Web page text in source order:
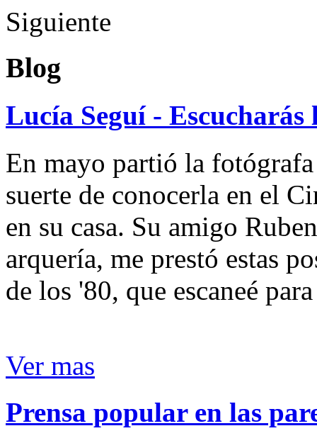
Siguiente
Blog
Lucía Seguí - Escucharás
En mayo partió la
suerte de conocerla en el
en su casa. Su amigo
arquería, me prestó estas
de los '80, que escaneé
Ver mas
Prensa popular en las